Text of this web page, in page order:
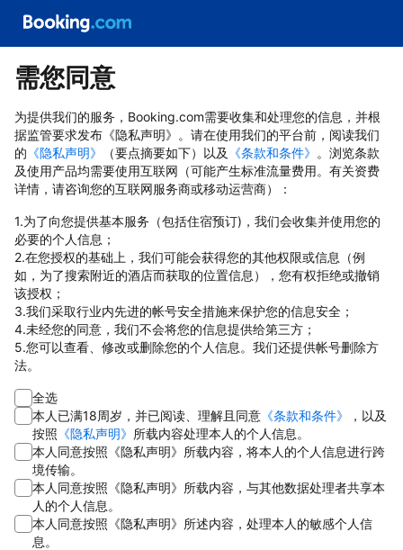
需您同意
为提供我们的服务，Booking.com需要收集和处理您的信息，并根
据监管要求发布《隐私声明》。请在使用我们的平台前，阅读我们
的 《隐私声明》 （要点摘要如下）以及 《条款和条件》 。浏览条款
及使用产品均需要使用互联网（可能产生标准流量费用。有关资费
详情，请咨询您的互联网服务商或移动运营商）：
1.为了向您提供基本服务（包括住宿预订)，我们会收集并使用您的
必要的个人信息；
2.在您授权的基础上，我们可能会获得您的其他权限或信息（例
如，为了搜索附近的酒店而获取的位置信息），您有权拒绝或撤销
该授权；
3.我们采取行业内先进的帐号安全措施来保护您的信息安全；
4.未经您的同意，我们不会将您的信息提供给第三方；
5.您可以查看、修改或删除您的个人信息。我们还提供帐号删除方
法。
全选
本人已满18周岁，并已阅读、理解且同意 《条款和条件》
，以及
按照 《隐私声明》 所载内容处理本人的个人信息。
本人同意按照《隐私声明》所载内容，将本人的个人信息进行跨
境传输。
本人同意按照《隐私声明》所载内容，与其他数据处理者共享本
人的个人信息。
本人同意按照《隐私声明》所述内容，处理本人的敏感个人信
息。